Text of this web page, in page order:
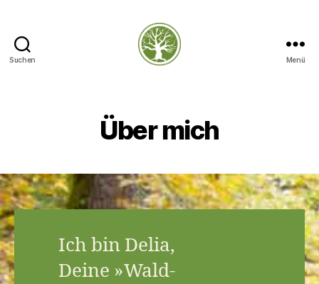
Suchen Menü
Über mich
Ich bin Delia,
Deine »Wald-